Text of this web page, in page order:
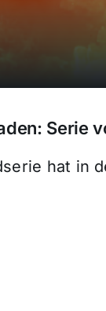
Serie
hat in